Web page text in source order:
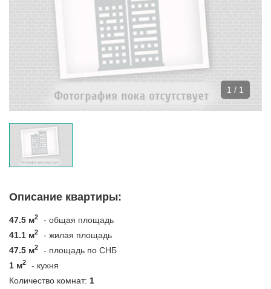
1 / 1
Описание квартиры:
47.5 м2
- общая площадь
41.1 м2
- жилая площадь
47.5 м2
- площадь по СНБ
1 м2
- кухня
Количество комнат: 1